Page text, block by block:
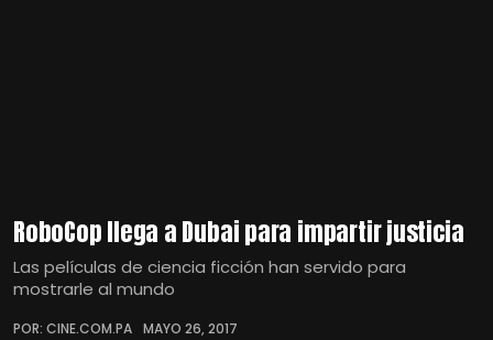
RoboCop llega a Dubai para impartir justicia
Las películas de ciencia ficción han servido para
mostrarle al mundo
POR: CINE.COM.PA MAYO 26, 2017